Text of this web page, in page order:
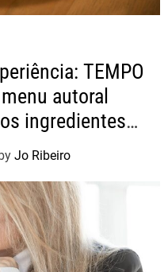
TEMPO
autoral
ingredientes
Jo Ribeiro